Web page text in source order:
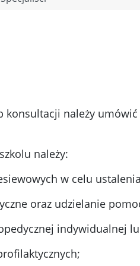
konsultacji należy
należy:
w celu
oraz udzielanie
indywidualnej